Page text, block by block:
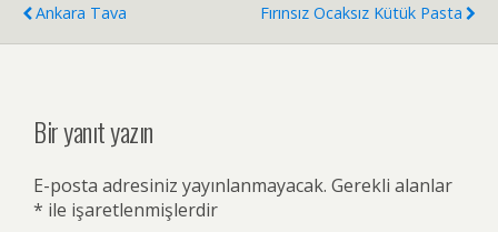
Ankara Tava
Fırınsız Ocaksız Kütük Pasta
Bir yanıt yazın
E-posta adresiniz yayınlanmayacak. Gerekli alanlar
* ile işaretlenmişlerdir